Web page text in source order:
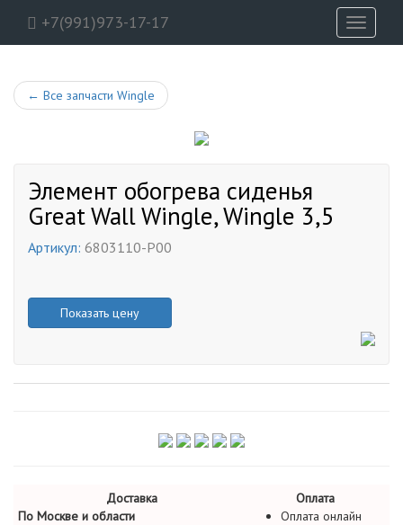
+7(991)973-17-17
Toggle
← Все запчасти Wingle
Элемент обогрева сиденья
Great Wall Wingle, Wingle 3,5
Артикул: 6803110-P00
Показать цену
Доставка
Оплата
По Москве и области
Оплата онлайн